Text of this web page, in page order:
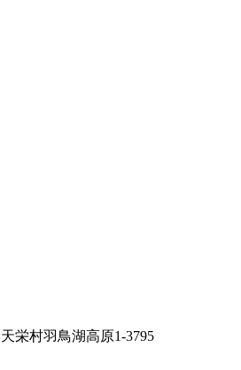
栄村羽鳥湖高原1-3795